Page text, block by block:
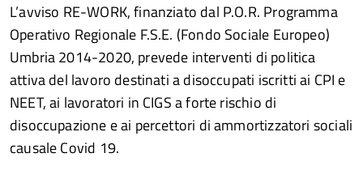
L’avviso RE-WORK, finanziato dal P.O.R. Programma
Operativo Regionale F.S.E. (Fondo Sociale Europeo)
Umbria 2014-2020, prevede interventi di politica
attiva del lavoro destinati a disoccupati iscritti ai CPI e
NEET, ai lavoratori in CIGS a forte rischio di
disoccupazione e ai percettori di ammortizzatori sociali
causale Covid 19.